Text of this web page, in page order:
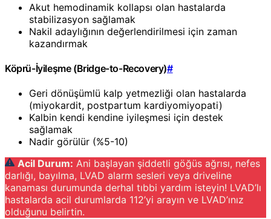
Akut hemodinamik kollapsı olan hastalarda
stabilizasyon sağlamak
Nakil adaylığının değerlendirilmesi için zaman
kazandırmak
Köprü-İyileşme (Bridge-to-Recovery)#
Geri dönüşümlü kalp yetmezliği olan hastalarda
(miyokardit, postpartum kardiyomiyopati)
Kalbin kendi kendine iyileşmesi için destek
sağlamak
Nadir görülür (%5-10)
Acil Durum: Ani başlayan şiddetli göğüs ağrısı, nefes
darlığı, bayılma, LVAD alarm sesleri veya driveline
kanaması durumunda derhal tıbbi yardım isteyin! LVAD’lı
hastalarda acil durumlarda 112’yi arayın ve LVAD’ınız
olduğunu belirtin.